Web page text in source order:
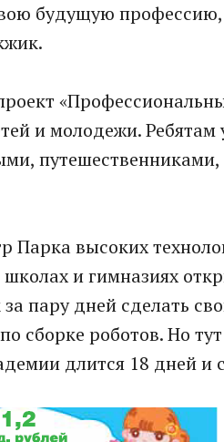
будущую профессию,
и молодежи.
Парка высоких
и гимназиях
за пару дней сделать
сборке роботов. Но
длится 18 дней и